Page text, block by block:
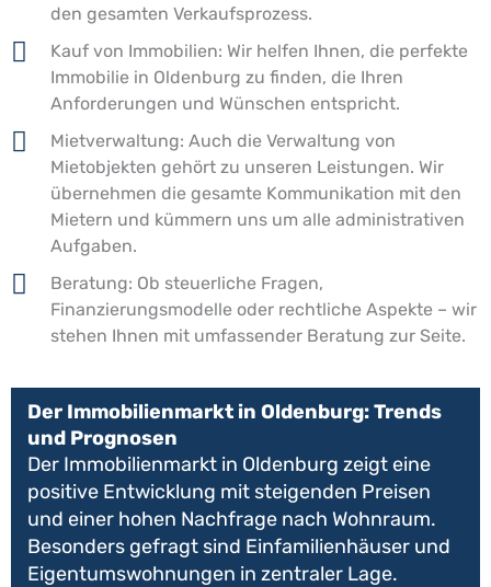
den gesamten Verkaufsprozess.
Kauf von Immobilien: Wir helfen Ihnen, die perfekte
Immobilie in Oldenburg zu finden, die Ihren
Anforderungen und Wünschen entspricht.
Mietverwaltung: Auch die Verwaltung von
Mietobjekten gehört zu unseren Leistungen. Wir
übernehmen die gesamte Kommunikation mit den
Mietern und kümmern uns um alle administrativen
Aufgaben.
Beratung: Ob steuerliche Fragen,
Finanzierungsmodelle oder rechtliche Aspekte – wir
stehen Ihnen mit umfassender Beratung zur Seite.
Der Immobilienmarkt in Oldenburg: Trends
und Prognosen
Der Immobilienmarkt in Oldenburg zeigt eine
positive Entwicklung mit steigenden Preisen
und einer hohen Nachfrage nach Wohnraum.
Besonders gefragt sind Einfamilienhäuser und
Eigentumswohnungen in zentraler Lage.